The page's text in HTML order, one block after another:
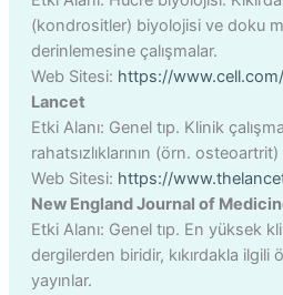
(kondrositler) biyolojisi ve doku
derinlemesine çalışmalar.
Web Sitesi: https://www.cell.com/
Lancet
Etki Alanı: Genel tıp. Klinik
rahatsızlıklarının (örn.
Web Sitesi: https://
New England Journal of
Etki Alanı: Genel tıp. En yüksek
dergilerden biridir, kıkırdakla ilgili
yayınlar.